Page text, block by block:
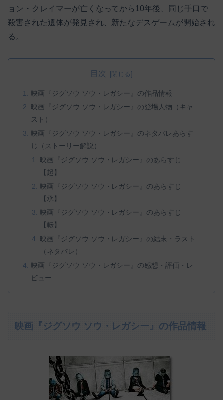
ョン・クレイマーが亡くなってから10年後、同じ手口で
殺害された遺体が発見され、新たなデスゲームが開始され
る。
目次
映画『ジグソウ ソウ・レガシー』の作品情報
映画『ジグソウ ソウ・レガシー』の登場人物（キャ
スト）
映画『ジグソウ ソウ・レガシー』のネタバレあらす
じ（ストーリー解説）
映画『ジグソウ ソウ・レガシー』のあらすじ
【起】
映画『ジグソウ ソウ・レガシー』のあらすじ
【承】
映画『ジグソウ ソウ・レガシー』のあらすじ
【転】
映画『ジグソウ ソウ・レガシー』の結末・ラスト
（ネタバレ）
映画『ジグソウ ソウ・レガシー』の感想・評価・レ
ビュー
映画『ジグソウ ソウ・レガシー』の作品情報